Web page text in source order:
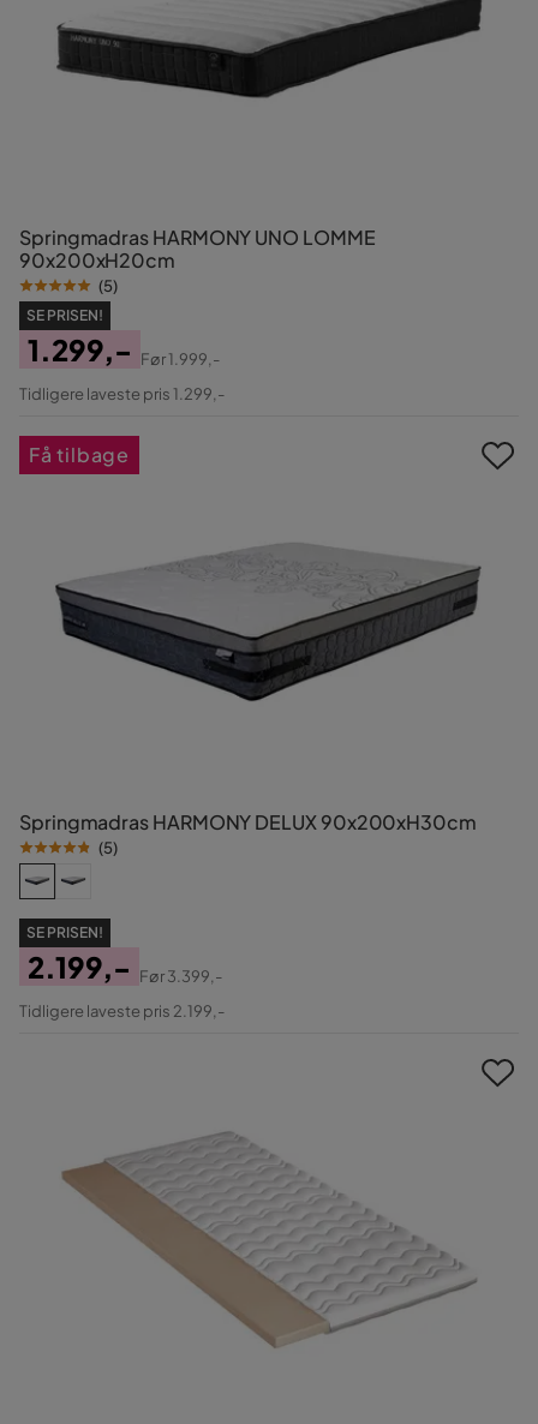
Springmadras HARMONY UNO LOMME
90x200xH20cm
(5)
SE PRISEN!
Pris
1.299,-
Original
Før1.999,-
Tidligere laveste pris 1.299,-
Springmadras HARMONY DELUX 90x200xH30cm
(5)
SE PRISEN!
Pris
2.199,-
Original
Før3.399,-
Tidligere laveste pris 2.199,-
Få tilbage